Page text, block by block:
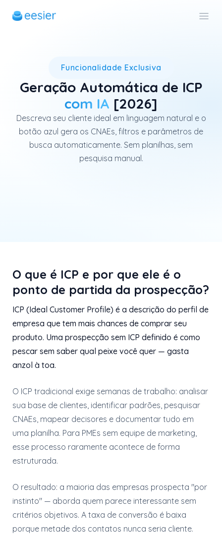
Funcionalidade Exclusiva
Geração Automática de ICP
com IA [2026]
Descreva seu cliente ideal em linguagem natural e o
botão azul gera os CNAEs, filtros e parâmetros de
busca automaticamente. Sem planilhas, sem
pesquisa manual.
A geração automática de
O que é ICP e por que ele é o
ponto de partida da prospecção?
ICP (Ideal Customer Profile) é a descrição do perfil de
empresa que tem mais chances de comprar seu
produto. Uma prospecção sem ICP definido é como
pescar sem saber qual peixe você quer — gasta
anzol à toa.
O ICP tradicional exige semanas de trabalho: analisar
sua base de clientes, identificar padrões, pesquisar
CNAEs, mapear decisores e documentar tudo em
uma planilha. Para PMEs sem equipe de marketing,
esse processo raramente acontece de forma
estruturada.
O resultado: a maioria das empresas prospecta "por
instinto" — aborda quem parece interessante sem
critérios objetivos. A taxa de conversão é baixa
porque metade dos contatos nunca seria cliente.